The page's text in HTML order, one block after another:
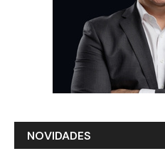
NOVIDADES